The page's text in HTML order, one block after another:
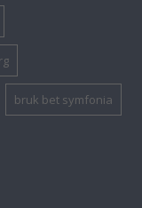
bruk bet symfonia